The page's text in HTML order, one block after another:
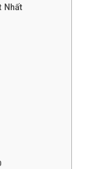
Nhất